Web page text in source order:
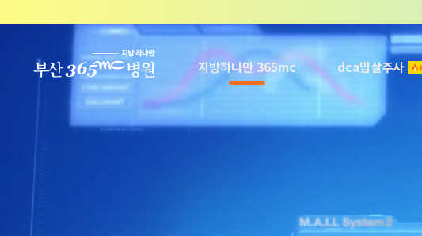
지방하나만 365mc dca밉살주사